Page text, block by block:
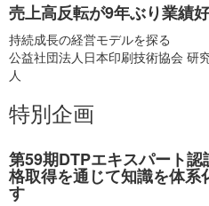
売上高反転が9年ぶり業績
持続成長の経営モデルを探る
公益社団法人日本印刷技術協会
人
特別企画
第59期DTPエキスパート
格取得を通じて知識を体
す